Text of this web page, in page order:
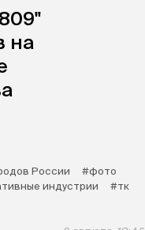
на
России
#фото
индустрии #тк